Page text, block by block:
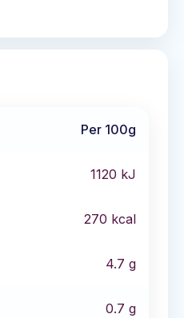
Per 100g
1120 kJ
270 kcal
4.7 g
0.7 g